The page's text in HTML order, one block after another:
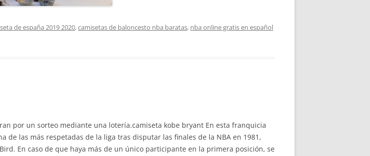
de españa 2019 2020,camisetas de baloncesto nba baratas, nba online gratis en español
por un sorteo mediante una lotería.camiseta kobe bryant En esta franquicia
de las más respetadas de la liga tras disputar las finales de la NBA en 1981,
En caso de que haya más de un único participante en la primera posición, se